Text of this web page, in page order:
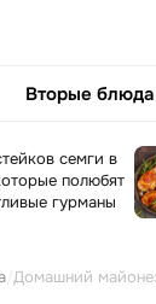
Вторые блюда
семги в
полюбят
гурманы